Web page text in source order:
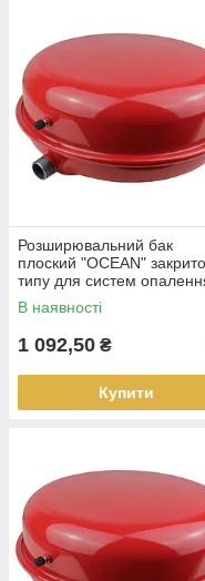
Розширювальний бак
плоский "OCEAN"
типу для систем
літрів
В наявності
1 092,50 ₴
Купити